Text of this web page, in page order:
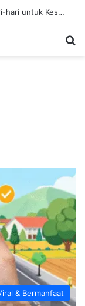
Mengatasi Dampak Pikiran Negatif Sehari-hari untuk Kesehatan Mental yang Lebih Baik
& Bermanfaat